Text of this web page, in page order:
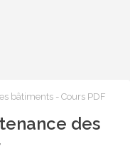
bâtiments - Cours PDF
des